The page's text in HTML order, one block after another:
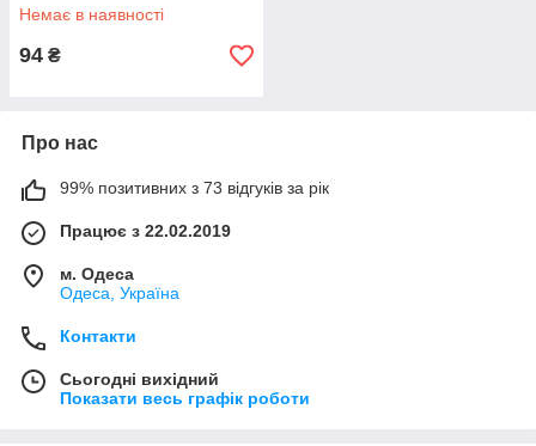
INTERTOOL (PT-0512)
Немає в наявності
94 ₴
Про нас
99% позитивних з 73 відгуків за рік
Працює з 22.02.2019
м. Одеса
Одеса, Україна
Контакти
Сьогодні вихідний
Показати весь графік роботи